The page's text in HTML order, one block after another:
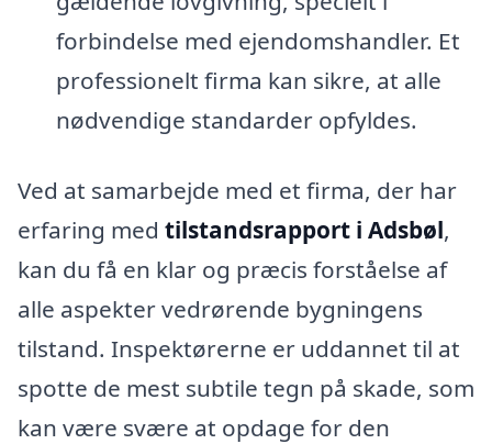
forbindelse med ejendomshandler. Et
professionelt firma kan sikre, at alle
nødvendige standarder opfyldes.
Ved at samarbejde med et firma, der har
erfaring med tilstandsrapport i Adsbøl,
kan du få en klar og præcis forståelse af
alle aspekter vedrørende bygningens
tilstand. Inspektørerne er uddannet til at
spotte de mest subtile tegn på skade, som
kan være svære at opdage for den